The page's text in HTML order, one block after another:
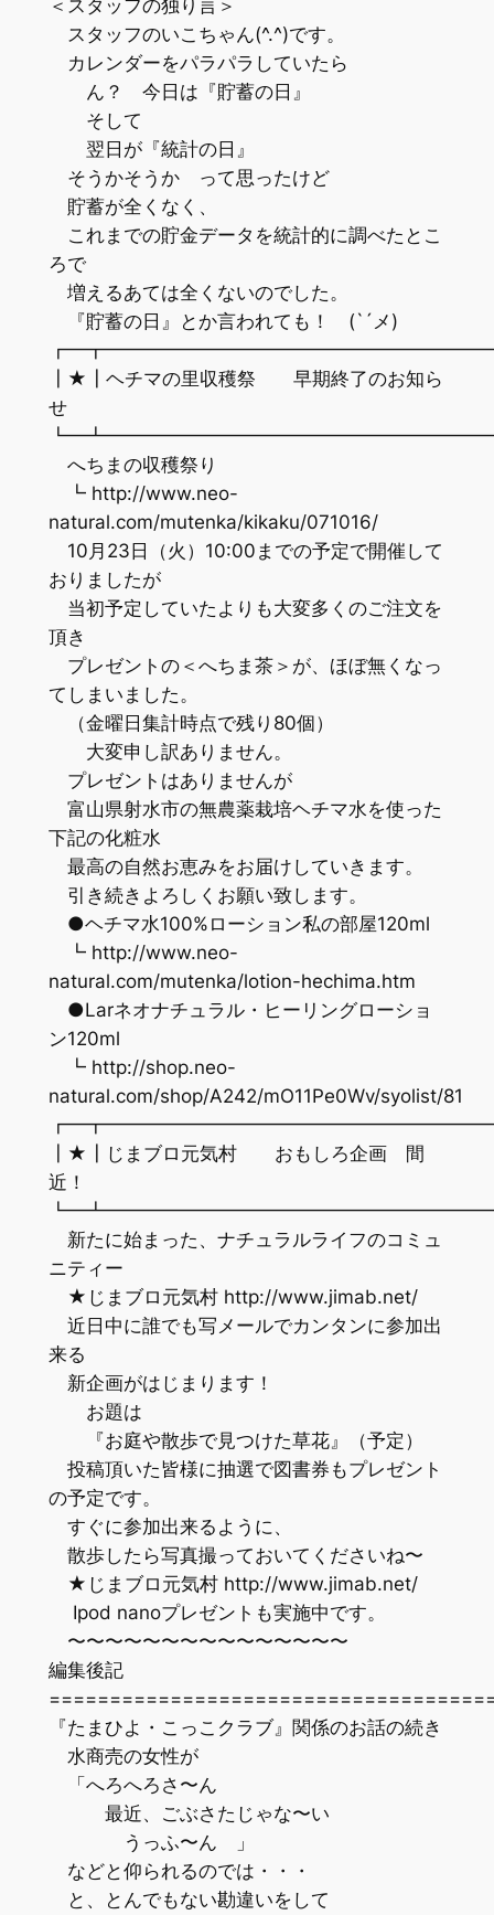
＜スタッフの独り言＞
スタッフのいこちゃん(^.^)です。
カレンダーをパラパラしていたら
ん？ 今日は『貯蓄の日』
そして
翌日が『統計の日』
そうかそうか って思ったけど
貯蓄が全くなく、
これまでの貯金データを統計的に調べたとこ
ろで
増えるあては全くないのでした。
『貯蓄の日』とか言われても！ (`´メ)
┃★┃ヘチマの里収穫祭 早期終了のお知ら
せ
へちまの収穫祭り
┗ http://www.neo-
natural.com/mutenka/kikaku/071016/
10月23日（火）10:00までの予定で開催して
おりましたが
当初予定していたよりも大変多くのご注文を
頂き
プレゼントの＜へちま茶＞が、ほぼ無くなっ
てしまいました。
（金曜日集計時点で残り80個）
大変申し訳ありません。
プレゼントはありませんが
富山県射水市の無農薬栽培ヘチマ水を使った
下記の化粧水
最高の自然お恵みをお届けしていきます。
引き続きよろしくお願い致します。
●ヘチマ水100%ローション私の部屋120ml
┗ http://www.neo-
natural.com/mutenka/lotion-hechima.htm
●Larネオナチュラル・ヒーリングローショ
ン120ml
┗ http://shop.neo-
natural.com/shop/A242/mO11Pe0Wv/syolist/81
┃★┃じまブロ元気村 おもしろ企画 間
近！
新たに始まった、ナチュラルライフのコミュ
ニティー
★じまブロ元気村 http://www.jimab.net/
近日中に誰でも写メールでカンタンに参加出
来る
新企画がはじまります！
お題は
『お庭や散歩で見つけた草花』（予定）
投稿頂いた皆様に抽選で図書券もプレゼント
の予定です。
すぐに参加出来るように、
散歩したら写真撮っておいてくださいね〜
★じまブロ元気村 http://www.jimab.net/
Ipod nanoプレゼントも実施中です。
〜〜〜〜〜〜〜〜〜〜〜〜〜〜〜
編集後記
『たまひよ・こっこクラブ』関係のお話の続き
水商売の女性が
「へろへろさ〜ん
最近、ごぶさたじゃな〜い
うっふ〜ん 」
などと仰られるのでは・・・
と、とんでもない勘違いをして